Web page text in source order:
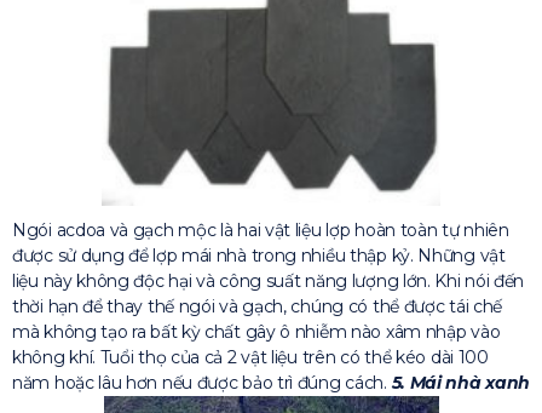
Ngói acdoa và gạch mộc là hai vật liệu lợp hoàn toàn tự nhiên
được sử dụng để lợp mái nhà trong nhiều thập kỷ. Những vật
liệu này không độc hại và công suất năng lượng lớn. Khi nói đến
thời hạn để thay thế ngói và gạch, chúng có thể được tái chế
mà không tạo ra bất kỳ chất gây ô nhiễm nào xâm nhập vào
không khí. Tuổi thọ của cả 2 vật liệu trên có thể kéo dài 100
năm hoặc lâu hơn nếu được bảo trì đúng cách.5. Mái nhà xanh